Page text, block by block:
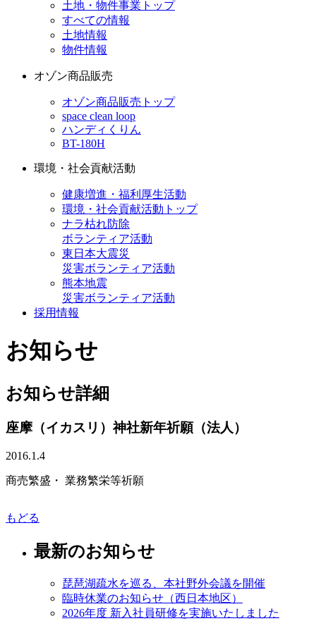
土地・物件事業トップ
すべての情報
土地情報
物件情報
オゾン商品販売
オゾン商品販売トップ
space clean loop
ハンディくりん
BT-180H
環境・社会貢献活動
健康増進・福利厚生活動
環境・社会貢献活動トップ
ナラ枯れ防除
ボランティア活動
東日本大震災
災害ボランティア活動
熊本地震
災害ボランティア活動
採用情報
お知らせ
お知らせ詳細
座摩（イカスリ）神社新年祈願（法人）
2016.1.4
商売繁盛・ 業務繁栄等祈願
もどる
最新のお知らせ
琵琶湖疏水を巡る、本社野外会議を開催
臨時休業のお知らせ（西日本地区）
2026年度 新入社員研修を実施いたしました